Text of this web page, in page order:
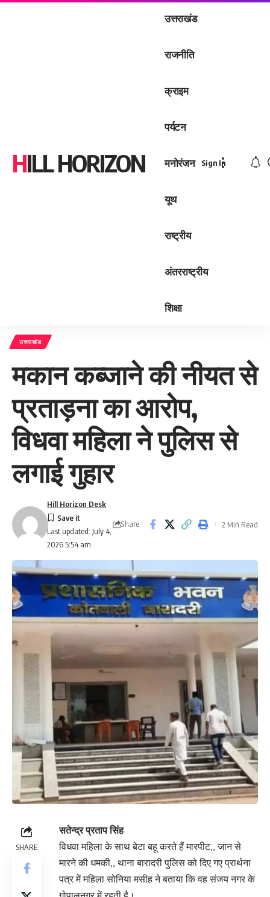
HILL HORIZON
उत्तराखंड
राजनीति
क्राइम
पर्यटन
मनोरंजन
यूथ
राष्ट्रीय
अंतरराष्ट्रीय
शिक्षा
Sign In
उत्तराखंड
मकान कब्जाने की नीयत से
प्रताड़ना का आरोप,
विधवा महिला ने पुलिस से
लगाई गुहार
Last updated: July 4,
2026 5:54 am
Hill Horizon Desk
Share 2 Min Read
SHARE
सतेन्द्र प्रताप सिंह
विधवा महिला के साथ बेटा बहू करते हैं मारपीट,, जान से
मारने की धमकी,, थाना बारादरी पुलिस को दिए गए प्रार्थना
पत्र में महिला सोनिया मसीह ने बताया कि वह संजय नगर के